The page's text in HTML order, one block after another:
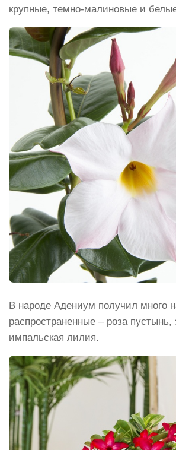
крупные, темно-малиновые и
В народе Адениум получил много
распространенные – роза
импальская лилия.